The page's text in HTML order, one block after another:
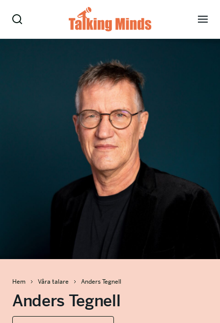
info@talkingminds.se
Hem Våra talare Anders Tegnell
Anders Tegnell